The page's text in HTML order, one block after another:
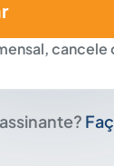
cancele